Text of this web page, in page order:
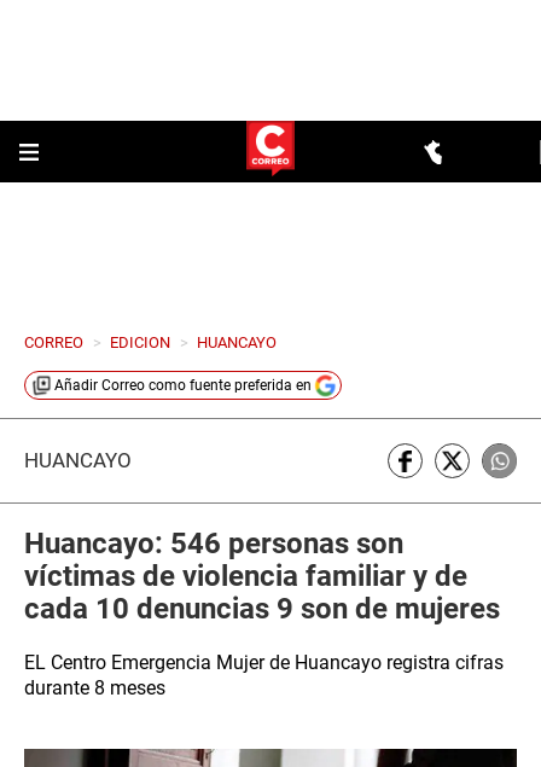
CORREO > EDICION > HUANCAYO
Añadir Correo como fuente preferida en
HUANCAYO
Huancayo: 546 personas son
víctimas de violencia familiar y de
cada 10 denuncias 9 son de mujeres
EL Centro Emergencia Mujer de Huancayo registra cifras
durante 8 meses